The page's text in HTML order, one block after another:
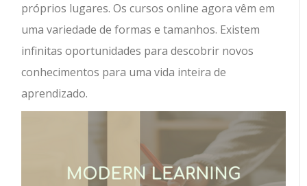
próprios lugares. Os cursos online agora vêm em
uma variedade de formas e tamanhos. Existem
infinitas oportunidades para descobrir novos
conhecimentos para uma vida inteira de
aprendizado.